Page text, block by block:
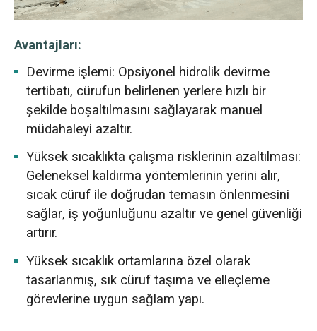
Avantajları:
Devirme işlemi: Opsiyonel hidrolik devirme
tertibatı, cürufun belirlenen yerlere hızlı bir
şekilde boşaltılmasını sağlayarak manuel
müdahaleyi azaltır.
Yüksek sıcaklıkta çalışma risklerinin azaltılması:
Geleneksel kaldırma yöntemlerinin yerini alır,
sıcak cüruf ile doğrudan temasın önlenmesini
sağlar, iş yoğunluğunu azaltır ve genel güvenliği
artırır.
Yüksek sıcaklık ortamlarına özel olarak
tasarlanmış, sık cüruf taşıma ve elleçleme
görevlerine uygun sağlam yapı.